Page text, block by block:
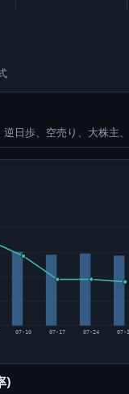
逆日歩、空売り、大株主
07-10 07-17 07-24 07-
)